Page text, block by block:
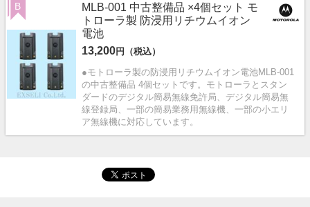
MLB-001 中古整備品 ×4個セット モ
トローラ製 防浸用リチウムイオン
電池
13,200円（税込）
●モトローラ製の防浸用リチウムイオン電池MLB-001
の中古整備品 4個セットです。モトローラとスタン
ダードのデジタル簡易無線免許局、デジタル簡易無
線登録局、一部の簡易業務用無線機、一部の小エリ
ア無線機に対応しています。
B